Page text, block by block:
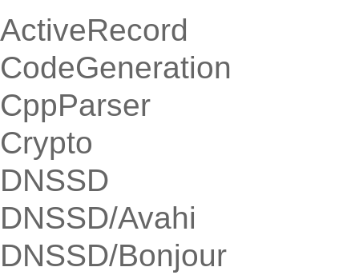
ActiveRecord
CodeGeneration
CppParser
Crypto
DNSSD
DNSSD/Avahi
DNSSD/Bonjour